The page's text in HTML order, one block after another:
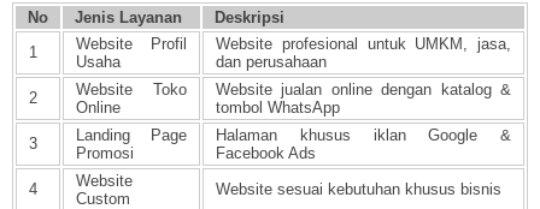
No Jenis Layanan
Deskripsi
1
Website Profil
Usaha
Website profesional untuk UMKM, jasa,
dan perusahaan
2
Website Toko
Online
Website jualan online dengan katalog &
tombol WhatsApp
3
Landing Page
Promosi
Halaman khusus iklan Google &
Facebook Ads
4
Website
Custom
Website sesuai kebutuhan khusus bisnis